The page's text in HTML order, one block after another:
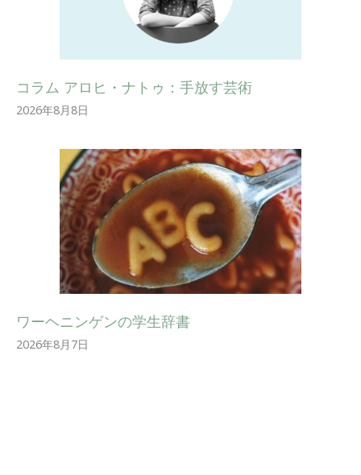
コラム アロヒ・ナトゥ：手放す芸術
2026年8月8日
ワーヘニンゲンの学生辞書
2026年8月7日